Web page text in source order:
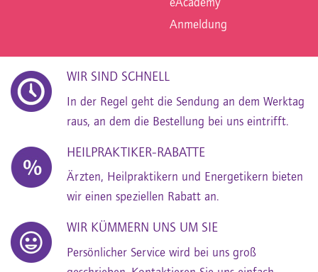
eAcademy
Anmeldung
WIR SIND SCHNELL
In der Regel geht die Sendung an dem Werktag
raus, an dem die Bestellung bei uns eintrifft.
HEILPRAKTIKER-RABATTE
Ärzten, Heilpraktikern und Energetikern bieten
wir einen speziellen Rabatt an.
WIR KÜMMERN UNS UM SIE
Persönlicher Service wird bei uns groß